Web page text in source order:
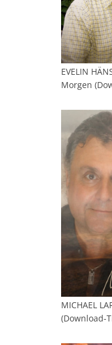
EVELIN
Morgen
MICHAEL
(Download-